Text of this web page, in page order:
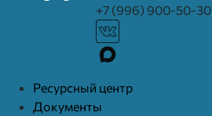
+7 (996) 900-50-30
Ресурcный центр
Документы